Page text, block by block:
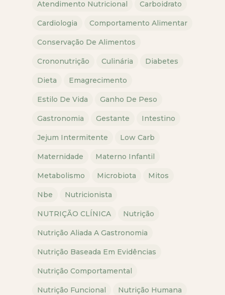
Atendimento Nutricional Carboidrato
Cardiologia Comportamento Alimentar
Conservação De Alimentos
Crononutrição Culinária Diabetes
Dieta Emagrecimento
Estilo De Vida Ganho De Peso
Gastronomia Gestante Intestino
Jejum Intermitente Low Carb
Maternidade Materno Infantil
Metabolismo Microbiota Mitos
Nbe Nutricionista
NUTRIÇÃO CLÍNICA Nutrição
Nutrição Aliada A Gastronomia
Nutrição Baseada Em Evidências
Nutrição Comportamental
Nutrição Funcional Nutrição Humana